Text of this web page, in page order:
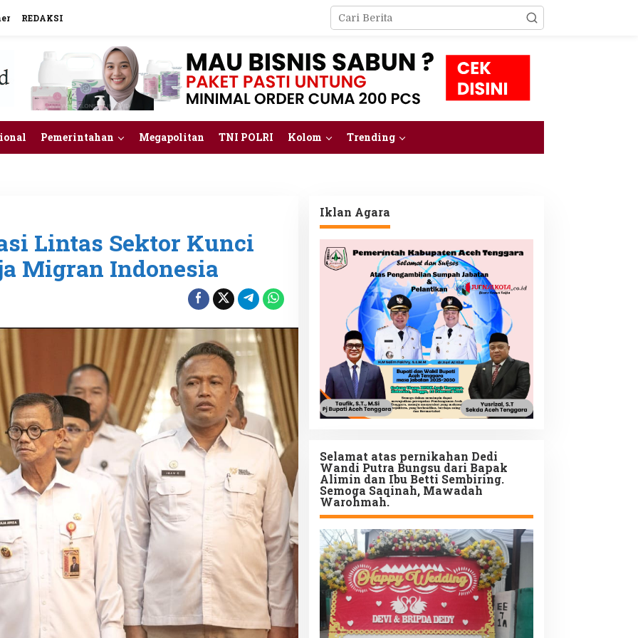
REDAKSI
Pemerintahan Megapolitan TNI POLRI Kolom Trending
Lintas Sektor Kunci
Migran Indonesia
Iklan Agara
Selamat atas pernikahan Dedi
Wandi Putra Bungsu dari Bapak
Alimin dan Ibu Betti Sembiring.
Semoga Saqinah, Mawadah
Warohmah.